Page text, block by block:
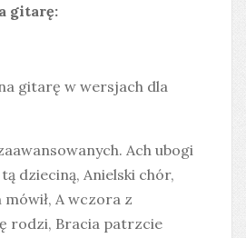
gitarę:
gitarę w wersjach dla
Ach ubogi
dzieciną, Anielski chór,
A wczora z
rodzi, Bracia patrzcie